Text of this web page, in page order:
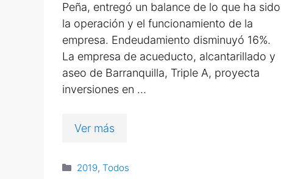
Peña, entregó un balance de lo que ha sido
la operación y el funcionamiento de la
empresa. Endeudamiento disminuyó 16%.
La empresa de acueducto, alcantarillado y
aseo de Barranquilla, Triple A, proyecta
inversiones en …
Ver más
2019,Todos